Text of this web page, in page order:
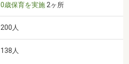
0歳保育を実施 2ヶ所
200人
138人